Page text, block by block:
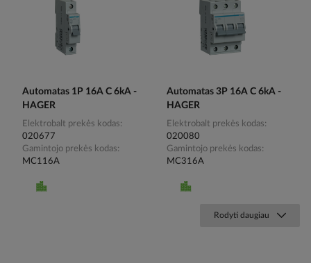
Automatas 1P 16A C 6kA -
HAGER
Elektrobalt prekės kodas
020677
Gamintojo prekės kodas
MC116A
Automatas 3P 16A C 6kA -
HAGER
Elektrobalt prekės kodas
020080
Gamintojo prekės kodas
MC316A
Rodyti daugiau